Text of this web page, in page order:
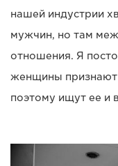
нашей индустрии
мужчин, но там
отношения. Я
женщины признают
поэтому ищут ее и